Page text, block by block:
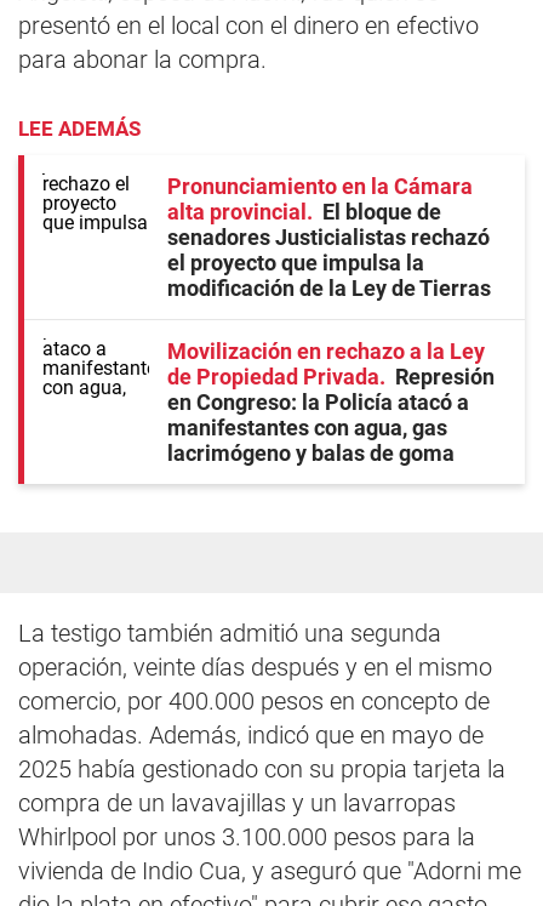
presentó en el local con el dinero en efectivo
para abonar la compra.
LEE ADEMÁS
Pronunciamiento en la Cámara
alta provincial
El bloque de
senadores Justicialistas rechazó
el proyecto que impulsa la
modificación de la Ley de Tierras
Movilización en rechazo a la Ley
de Propiedad Privada
Represión
en Congreso: la Policía atacó a
manifestantes con agua, gas
lacrimógeno y balas de goma
La testigo también admitió una segunda
operación, veinte días después y en el mismo
comercio, por 400.000 pesos en concepto de
almohadas. Además, indicó que en mayo de
2025 había gestionado con su propia tarjeta la
compra de un lavavajillas y un lavarropas
Whirlpool por unos 3.100.000 pesos para la
vivienda de Indio Cua, y aseguró que "Adorni me